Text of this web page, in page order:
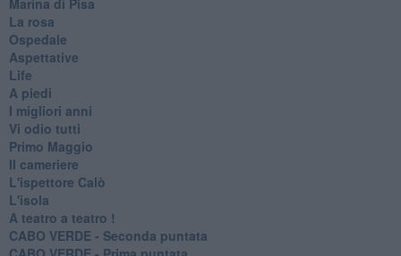
La rosa
Ospedale
Aspettative
Life
A piedi
I migliori anni
Vi odio tutti
Primo Maggio
Il cameriere
L'ispettore Calò
L'isola
A teatro a teatro !
CABO VERDE - Seconda puntata